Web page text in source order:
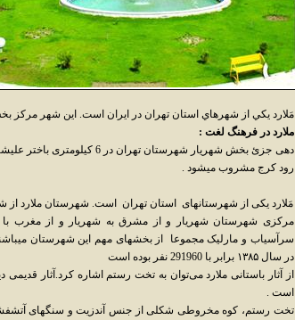
مَلارد يکي از شهرهاي استان تهران در ايران است. اين شهر
ملارد در فرهنگ لغت :
رود کرج مشروب میشود .
مَلارد یکی از شهرستانهای استان تهران است. شهرستان ملارد
مرکزی شهرستان شهریار و از مشرق به شهریار و از مغرب
سرآسیاب و مارلیک مجموعا از بخشهای مهم این شهرستان
در سال ۱۳۸۵ برابر با 291960 نفر بوده است
از آثار باستانی ملارد می‌توان به تخت رستم اشاره کرد.آثار
است .